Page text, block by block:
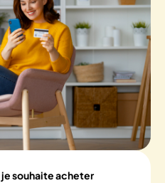
je souhaite acheter